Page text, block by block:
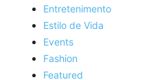
Entretenimento
Estilo de Vida
Events
Fashion
Featured